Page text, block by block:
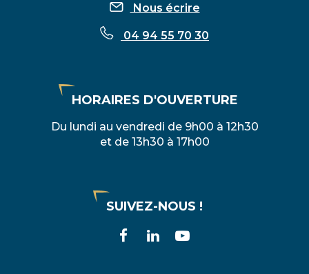
Nous écrire
04 94 55 70 30
HORAIRES D'OUVERTURE
Du lundi au vendredi de 9h00 à 12h30
et de 13h30 à 17h00
SUIVEZ-NOUS !
Lien
Lien